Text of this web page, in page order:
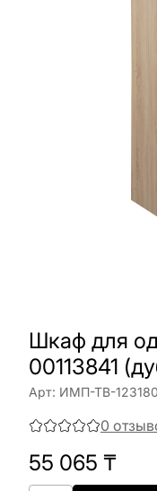
Шкаф для
00113841
Арт: ИМП-ТВ-123180
0
55 065 ₸